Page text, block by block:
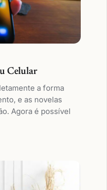
Celular
a forma
e as novelas
Agora é possível